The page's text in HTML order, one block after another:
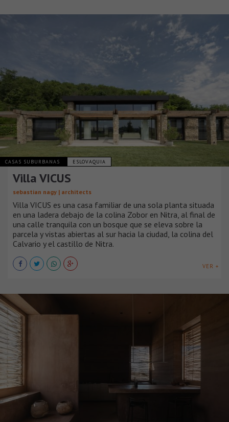
CASAS SUBURBANAS ESLOVAQUIA
Villa VICUS
sebastian nagy | architects
Villa VICUS es una casa familiar de una sola planta situada
en una ladera debajo de la colina Zobor en Nitra, al final de
una calle tranquila con un bosque que se eleva sobre la
parcela y vistas abiertas al sur hacia la ciudad, la colina del
Calvario y el castillo de Nitra.
VER +